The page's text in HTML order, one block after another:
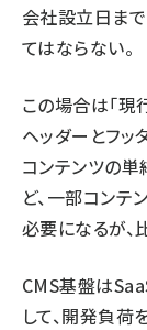
会社設立日ま
てはならない。
この場合は「現
ヘッダーとフッ
コンテンツの
ど、一部コン
必要になるが、
CMS基盤は
して、開発負荷